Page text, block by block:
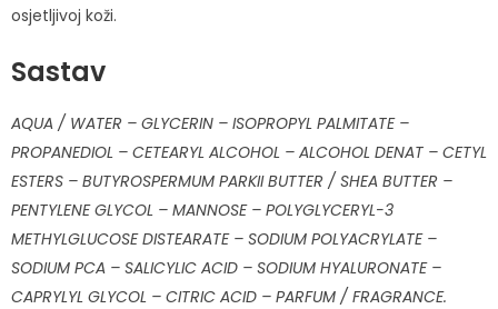
osjetljivoj koži.
Sastav
AQUA / WATER – GLYCERIN – ISOPROPYL PALMITATE –
PROPANEDIOL – CETEARYL ALCOHOL – ALCOHOL DENAT – CETYL
ESTERS – BUTYROSPERMUM PARKII BUTTER / SHEA BUTTER –
PENTYLENE GLYCOL – MANNOSE – POLYGLYCERYL-3
METHYLGLUCOSE DISTEARATE – SODIUM POLYACRYLATE –
SODIUM PCA – SALICYLIC ACID – SODIUM HYALURONATE –
CAPRYLYL GLYCOL – CITRIC ACID – PARFUM / FRAGRANCE.